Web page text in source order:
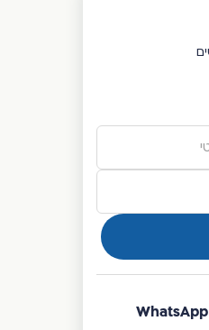
WhatsApp